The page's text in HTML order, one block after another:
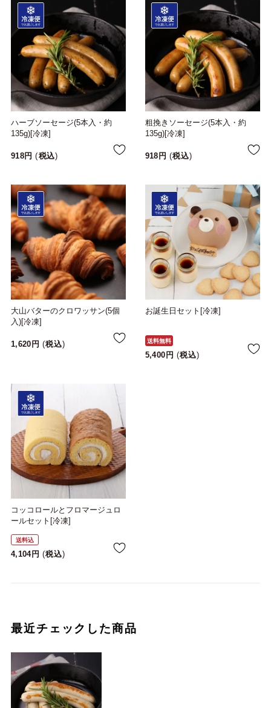
ハーブソーセージ(5本入・約
135g)[冷凍]
918 税込
粗挽きソーセージ(5本入・約
135g)[冷凍]
918 税込
大山バターのクロワッサン(5個
入)[冷凍]
1,620 税込
お誕生日セット[冷凍]
送料無料
5,400 税込
コッコロールとフロマージュロ
ールセット[冷凍]
送料込
4,104 税込
最近チェックした商品